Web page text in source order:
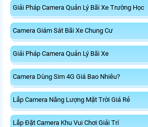
Giải Pháp Camera Quản Lý Bãi Xe Trường Học
Camera Giám Sát Bãi Xe Chung Cư
Giải Pháp Camera Quản Lý Bãi Xe
Camera Dùng Sim 4G Giá Bao Nhiêu?
Lắp Camera Năng Lượng Mặt Trời Giá Rẻ
Lắp Đặt Camera Khu Vui Chơi Giải Trí